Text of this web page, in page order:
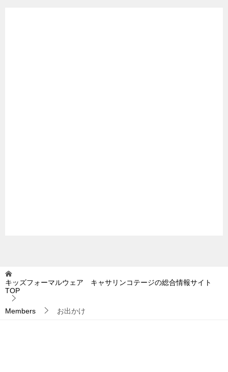
キッズフォーマルウェア キャサリンコテージの総合情報サイト
TOP
Members お出かけ